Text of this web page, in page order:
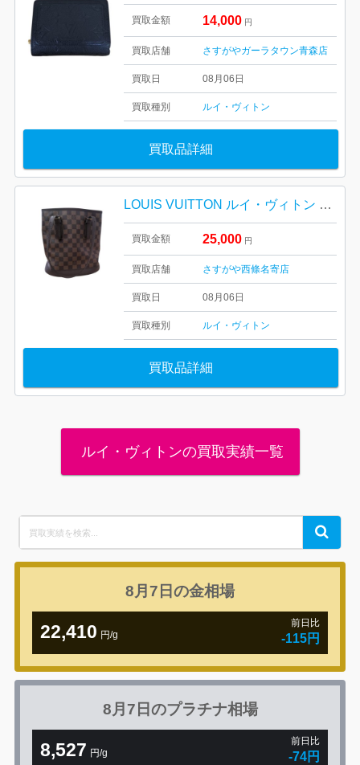
買取金額 14,000 円
買取店舗 さすがやガーラタウン青森店
買取日 08月06日
買取種別 ルイ・ヴィトン
買取品詳細
LOUIS VUITTON ルイ・ヴィトン ダミエ マレ N42240
買取金額 25,000 円
買取店舗 さすがや西條名寄店
買取日 08月06日
買取種別 ルイ・ヴィトン
買取品詳細
ルイ・ヴィトンの買取実績一覧
for:
Search
8月7日の金相場
22,410 円/g
前日比
-115円
8月7日のプラチナ相場
8,527 円/g
前日比
-74円